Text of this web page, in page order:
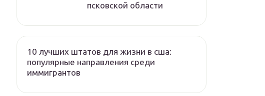
псковской области
10 лучших штатов для жизни в сша:
популярные направления среди
иммигрантов